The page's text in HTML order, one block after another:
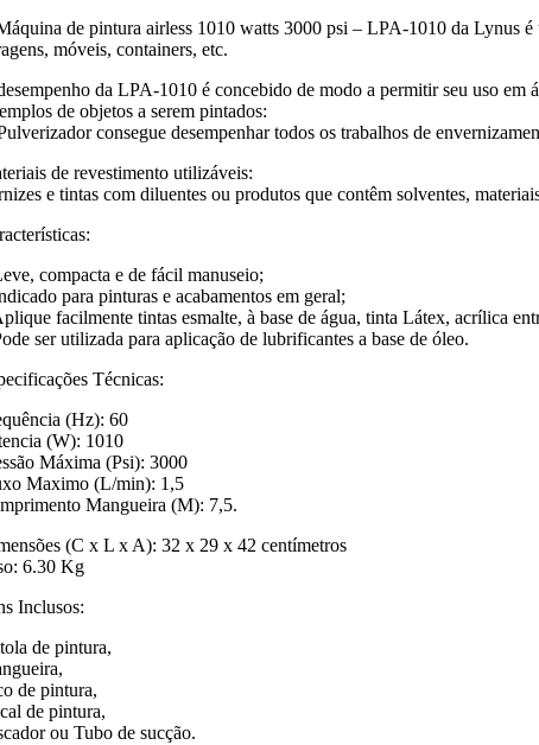
de pintura airless 1010 watts 3000 psi – LPA-1010 da Lynus é
móveis, containers, etc.
da LPA-1010 é concebido de modo a permitir seu uso em
de objetos a serem pintados:
consegue desempenhar todos os trabalhos de
de revestimento utilizáveis:
e tintas com diluentes ou produtos que contêm solventes,
compacta e de fácil manuseio;
para pinturas e acabamentos em geral;
facilmente tintas esmalte, à base de água, tinta Látex, acrílica
ser utilizada para aplicação de lubrificantes a base de óleo.
Técnicas:
(Hz): 60
(W): 1010
Máxima (Psi): 3000
Maximo (L/min): 1,5
Mangueira (M): 7,5.
(C x L x A): 32 x 29 x 42 centímetros
6.30 Kg
Inclusos:
de pintura,
de pintura,
de pintura,
ou Tubo de sucção.